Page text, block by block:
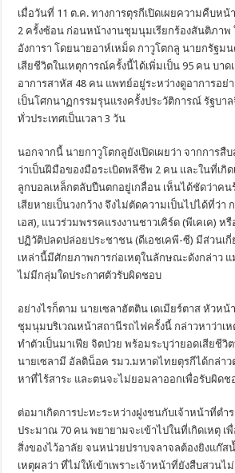
เมื่อวันที่ 11 ต.ค. ทางการตุรกีเปิดเผยความคืบหน้
2 ครั้งซ้อน ก่อนหน้างานชุมนุมเรียกร้องสันติภาพ
อังการา โดยนายอาห์เหม็ด กาวูโตกลู นายกรัฐม
เสียชีวิตในเหตุการณ์ครั้งนี้ได้เพิ่มเป็น 95 คน บา
อาการสาหัส 48 คน แพทย์อยู่ระหว่างดูอาการอ
เป็นโศกนาฏกรรมรุนแรงครั้งประวัติการณ์ รัฐบา
ทั่วประเทศเป็นเวลา 3 วัน
นอกจากนี้ นายกาวูโตกลูยังเปิดเผยว่า จากการสื
ว่าเป็นฝีมือของมือระเบิดพลีชีพ 2 คน และในที่เกิ
ลูกบอลเหล็กตลับปืนตกอยู่เกลื่อน เห็นได้ชัดว่าคน
เสียหายเป็นวงกว้าง จึงไม่ตัดความเป็นไปได้ที่ว่า
เอส), แนวร่วมพรรคแรงงานชาวเคิร์ด (พีเคเค)
ปฏิวัติปลดปล่อยประชาชน (ดีเอชเคพี-ซี) มีส่วนเกี่
เหล่านี้มีศักยภาพการก่อเหตุในลักษณะดังกล่าว แ
ไม่มีกลุ่มใดประกาศตัวรับผิดชอบ
อย่างไรก็ตาม นายเซลาฮัตติน เดเมียร์ตาส หัวห
ชุมนุมบริเวณหน้าสถานีรถไฟครั้งนี้ กล่าวหาว่าเห
ทำตัวเป็นมาเฟีย จิตป่วย พร้อมระบุว่ายอดเสียชีวิ
นายเซลามี อัลติน็อค รมว.มหาดไทยตุรกีได้กล่าว
หาที่ไร้สาระ และตนจะไม่ยอมลาออกเพื่อรับผิด
ต่อมาเกิดการปะทะระหว่างฝูงชนกับเจ้าหน้าที่ตำ
ประมาณ 70 คน พยายามจะเข้าไปในที่เกิดเหตุ เ
สิ่งของไว้อาลัย จนหน่วยปราบจลาจลต้องยิงแก๊
เหตุผลว่า ที่ไม่ให้เข้าเพราะเจ้าหน้าที่ยังสืบสวนไ